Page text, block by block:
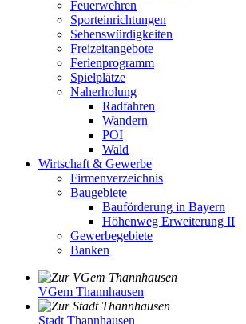
Feuerwehren
Sporteinrichtungen
Sehenswürdigkeiten
Freizeitangebote
Ferienprogramm
Spielplätze
Naherholung
Radfahren
Wandern
POI
Wald
Wirtschaft & Gewerbe
Firmenverzeichnis
Baugebiete
Bauförderung in Bayern
Höhenweg Erweiterung II
Gewerbegebiete
Banken
VGem Thannhausen
Stadt Thannhausen